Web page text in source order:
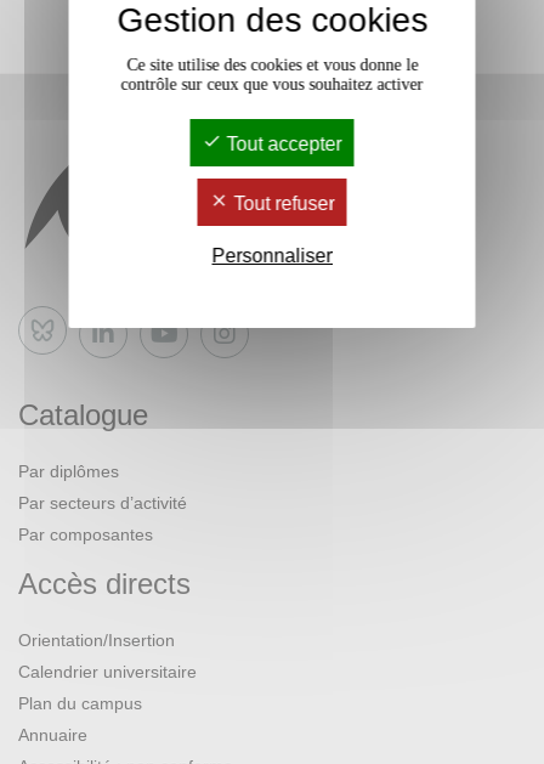
Bluesky
Catalogue
Par diplômes
Par secteurs d’activité
Par composantes
Accès directs
Orientation/Insertion
Calendrier universitaire
Plan du campus
Annuaire
Gestion des cookies
Ce site utilise des cookies et vous donne le
contrôle sur ceux que vous souhaitez activer
Tout accepter
Tout refuser
Personnaliser